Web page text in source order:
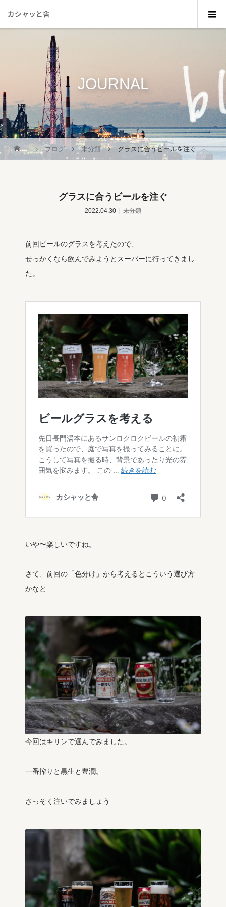
カシャッと舎
JOURNAL
_
ブログ 未分類 グラスに合うビールを注ぐ
グラスに合うビールを注ぐ
2022.04.30 未分類
前回ビールのグラスを考えたので、
せっかくなら飲んでみようとスーパーに行ってきまし
た。
いや〜楽しいですね。
さて、前回の「色分け」から考えるとこういう選び方
かなと
今回はキリンで選んでみました。
一番搾りと黒生と豊潤。
さっそく注いでみましょう